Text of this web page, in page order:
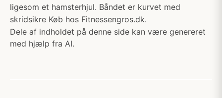
ligesom et hamsterhjul. Båndet er kurvet med
skridsikre Køb hos Fitnessengros.dk.
Dele af indholdet på denne side kan være genereret
med hjælp fra AI.